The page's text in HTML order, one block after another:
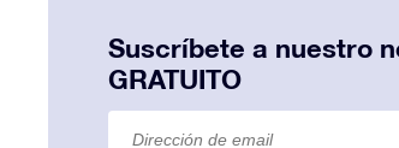
Suscríbete a nuestro
GRATUITO